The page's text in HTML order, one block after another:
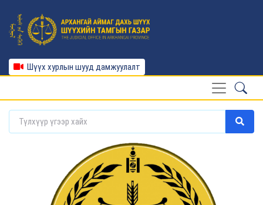
Шүүх хурлын шууд дамжуулалт